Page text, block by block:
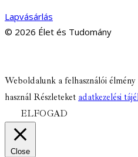
Lapvásárlás
© 2026 Élet és Tudomány
11
Weboldalunk a felhasználói
használ Részleteket adatkezelési
ELFOGAD
Close